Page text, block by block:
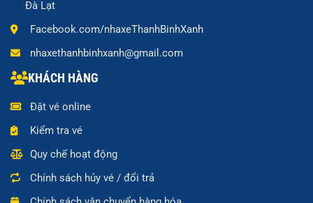
Đà Lạt
Facebook.com/nhaxeThanhBinhXanh
nhaxethanhbinhxanh@gmail.com
KHÁCH HÀNG
Đặt vé online
Kiểm tra vé
Quy chế hoạt động
Chính sách hủy vé / đổi trả